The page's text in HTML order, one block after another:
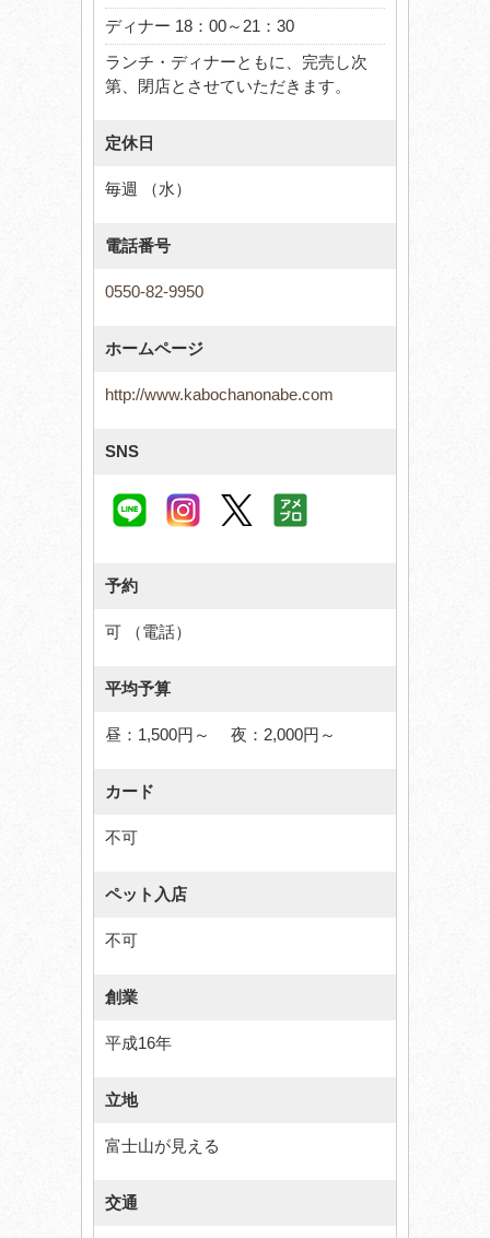
ディナー 18：00～21：30
ランチ・ディナーともに、完売し次
第、閉店とさせていただきます。
定休日
毎週 （水）
電話番号
0550-82-9950
ホームページ
http://www.kabochanonabe.com
SNS
予約
可 （電話）
平均予算
昼：1,500円～ 夜：2,000円～
カード
不可
ペット入店
不可
創業
平成16年
立地
富士山が見える
交通